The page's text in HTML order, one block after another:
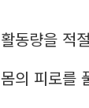
활동량을 적
몸의 피로를